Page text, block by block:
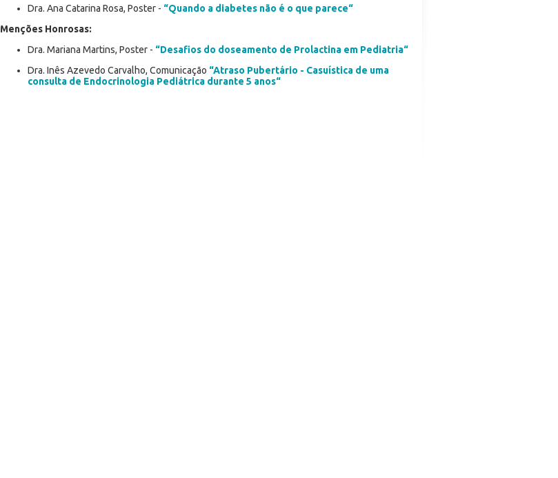
Dra. Ana Catarina Rosa, Poster - “Quando a diabetes não é o que parece“
Menções Honrosas:
Dra. Mariana Martins, Poster - “Desafios do doseamento de Prolactina em Pediatria“
Dra. Inês Azevedo Carvalho, Comunicação “Atraso Pubertário - Casuística de uma
consulta de Endocrinologia Pediátrica durante 5 anos“